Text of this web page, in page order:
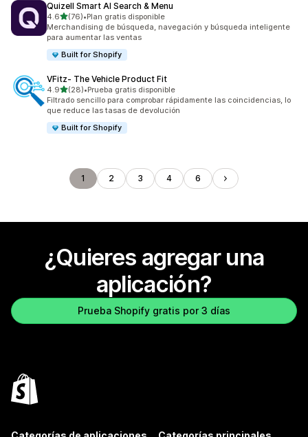
Quizell Smart AI Search & Menu
4.6de 5 estrellas
(76)
76 reseñas en total
•Plan gratis disponible
Merchandising de búsqueda, navegación y búsqueda inteligente
para aumentar las ventas
Built for Shopify
VFitz‑ The Vehicle Product Fit
4.9de 5 estrellas
(28)
28 reseñas en total
•Prueba gratis disponible
Filtrado sencillo para comprobar rápidamente las coincidencias, lo
que reduce las tasas de devolución
Built for Shopify
1 2 3 4 6
¿Quieres agregar una
aplicación?
Prueba Shopify gratis por 3 días